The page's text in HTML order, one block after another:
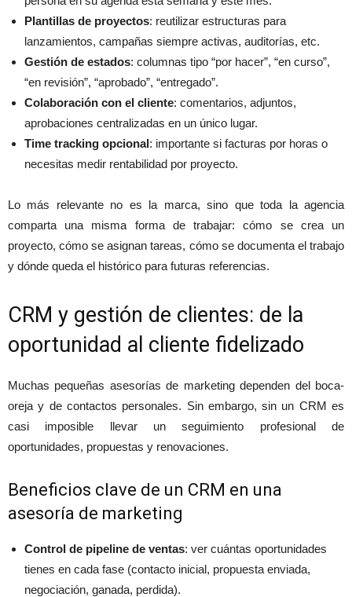
Plantillas de proyectos: reutilizar estructuras para
lanzamientos, campañas siempre activas, auditorías, etc.
Gestión de estados: columnas tipo “por hacer”, “en curso”,
“en revisión”, “aprobado”, “entregado”.
Colaboración con el cliente: comentarios, adjuntos,
aprobaciones centralizadas en un único lugar.
Time tracking opcional: importante si facturas por horas o
necesitas medir rentabilidad por proyecto.
Lo más relevante no es la marca, sino que toda la agencia
comparta una misma forma de trabajar: cómo se crea un
proyecto, cómo se asignan tareas, cómo se documenta el trabajo
y dónde queda el histórico para futuras referencias.
CRM y gestión de clientes: de la
oportunidad al cliente fidelizado
Muchas pequeñas asesorías de marketing dependen del boca-
oreja y de contactos personales. Sin embargo, sin un CRM es
casi imposible llevar un seguimiento profesional de
oportunidades, propuestas y renovaciones.
Beneficios clave de un CRM en una
asesoría de marketing
Control de pipeline de ventas: ver cuántas oportunidades
tienes en cada fase (contacto inicial, propuesta enviada,
negociación, ganada, perdida).